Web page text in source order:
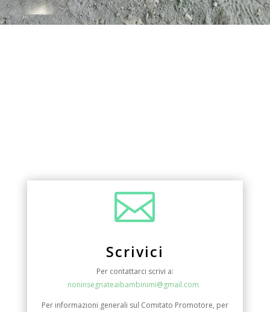

Scrivici
Per contattarci scrivi a:
noninsegnateaibambinimi@gmail.com
Per informazioni generali sul Comitato Promotore, per